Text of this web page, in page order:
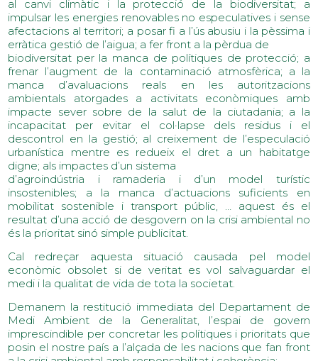
al canvi climàtic i la protecció de la biodiversitat; a
impulsar les energies renovables no especulatives i sense
afectacions al territori; a posar fi a l’ús abusiu i la pèssima i
erràtica gestió de l’aigua; a fer front a la pèrdua de
biodiversitat per la manca de polítiques de protecció; a
frenar l’augment de la contaminació atmosfèrica; a la
manca d’avaluacions reals en les autoritzacions
ambientals atorgades a activitats econòmiques amb
impacte sever sobre de la salut de la ciutadania; a la
incapacitat per evitar el col·lapse dels residus i el
descontrol en la gestió; al creixement de l’especulació
urbanística mentre es redueix el dret a un habitatge
digne; als impactes d’un sistema
d’agroindústria i ramaderia i d’un model turístic
insostenibles; a la manca d’actuacions suficients en
mobilitat sostenible i transport públic, … aquest és el
resultat d’una acció de desgovern on la crisi ambiental no
és la prioritat sinó simple publicitat.
Cal redreçar aquesta situació causada pel model
econòmic obsolet si de veritat es vol salvaguardar el
medi i la qualitat de vida de tota la societat.
Demanem la restitució immediata del Departament de
Medi Ambient de la Generalitat, l’espai de govern
imprescindible per concretar les polítiques i prioritats que
posin el nostre país a l’alçada de les nacions que fan front